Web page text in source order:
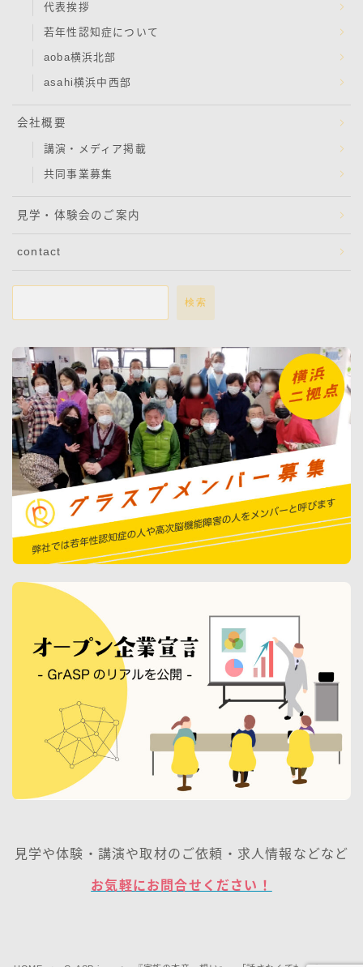
代表挨拶
若年性認知症について
aoba横浜北部
asahi横浜中西部
会社概要
講演・メディア掲載
共同事業募集
見学・体験会のご案内
contact
検索
見学や体験・講演や取材のご依頼・求人情報などなど
お気軽にお問合せください！